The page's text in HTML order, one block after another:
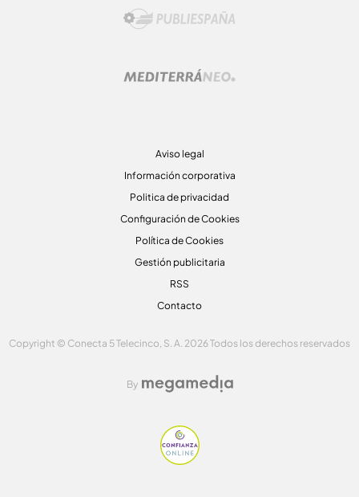
Aviso legal
Información corporativa
Politica de privacidad
Configuración de Cookies
Política de Cookies
Gestión publicitaria
RSS
Contacto
Copyright © Conecta 5 Telecinco, S. A. 2026 Todos los derechos reservados
By